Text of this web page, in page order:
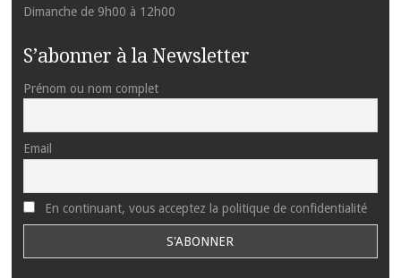
Dimanche de 9h00 à 12h00
S’abonner à la Newsletter
Prénom ou nom complet
Email
En continuant, vous acceptez la politique de confidentialité